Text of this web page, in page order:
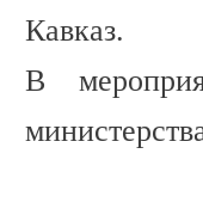
Кавказ.
В